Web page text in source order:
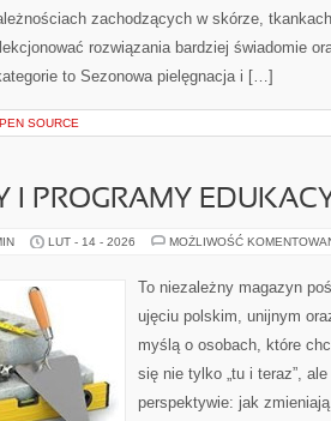
zachodzących w skórze,
rozwiązania bardziej świadomie
to Sezonowa pielęgnacja i […]
SOURCE
I PROGRAMY
LUT - 14 - 2026 MOŻLIWOŚĆ
To niezależny magazyn
ujęciu polskim, unijnym
myślą o osobach, które
się nie tylko „tu i teraz”,
perspektywie: jak